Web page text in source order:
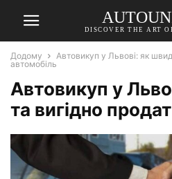
DISCOVER THE ART
Додому
Автовикуп у Львові: як
автомобіль
Автовикуп у
та вигідно